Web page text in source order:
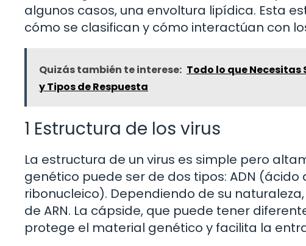
algunos casos, una envoltura lipídica. Esta
cómo se clasifican y cómo interactúan con
Quizás también te interese: Todo lo que
y Tipos de Respuesta
1 Estructura de los virus
La estructura de un virus es simple pero
genético puede ser de dos tipos: ADN (ácido
ribonucleico). Dependiendo de su
de ARN. La cápside, que puede tener
protege el material genético y facilita la